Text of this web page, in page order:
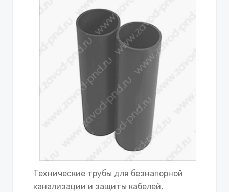
Технические трубы для безнапорной
канализации и защиты кабелей,